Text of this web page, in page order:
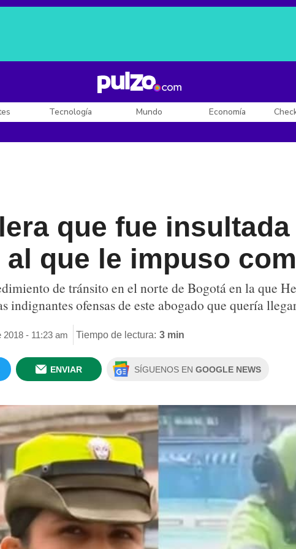
Posesión de De la Espriella
Tecnología Mundo Economía
que fue
que le impuso
de tránsito en el norte de Bogotá en la que
indignantes ofensas de este abogado que quería
2018 - 11:23 am Tiempo de lectura: 3 min
ENVIAR SÍGUENOS EN GOOGLE NEWS